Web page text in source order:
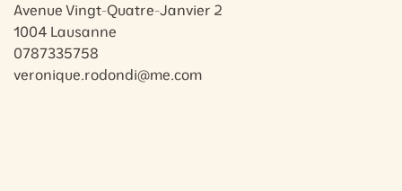
Avenue Vingt-Quatre-Janvier 2
1004 Lausanne
0787335758
veronique.rodondi@me.com